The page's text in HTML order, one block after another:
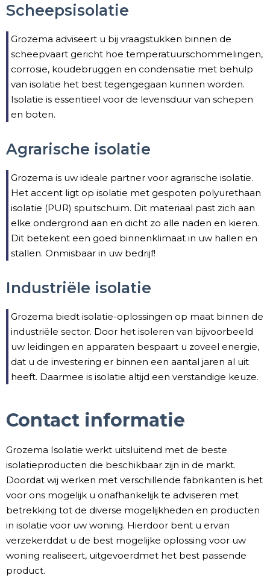
Scheepsisolatie
Grozema adviseert u bij vraagstukken binnen de
scheepvaart gericht hoe temperatuurschommelingen,
corrosie, koudebruggen en condensatie met behulp
van isolatie het best tegengegaan kunnen worden.
Isolatie is essentieel voor de levensduur van schepen
en boten.
Agrarische isolatie
Grozema is uw ideale partner voor agrarische isolatie.
Het accent ligt op isolatie met gespoten polyurethaan
isolatie (PUR) spuitschuim. Dit materiaal past zich aan
elke ondergrond aan en dicht zo alle naden en kieren.
Dit betekent een goed binnenklimaat in uw hallen en
stallen. Onmisbaar in uw bedrijf!
Industriële isolatie
Grozema biedt isolatie-oplossingen op maat binnen de
industriële sector. Door het isoleren van bijvoorbeeld
uw leidingen en apparaten bespaart u zoveel energie,
dat u de investering er binnen een aantal jaren al uit
heeft. Daarmee is isolatie altijd een verstandige keuze.
Contact informatie
Grozema Isolatie werkt uitsluitend met de beste
isolatieproducten die beschikbaar zijn in de markt.
Doordat wij werken met verschillende fabrikanten is het
voor ons mogelijk u onafhankelijk te adviseren met
betrekking tot de diverse mogelijkheden en producten
in isolatie voor uw woning. Hierdoor bent u ervan
verzekerddat u de best mogelijke oplossing voor uw
woning realiseert, uitgevoerdmet het best passende
product.​